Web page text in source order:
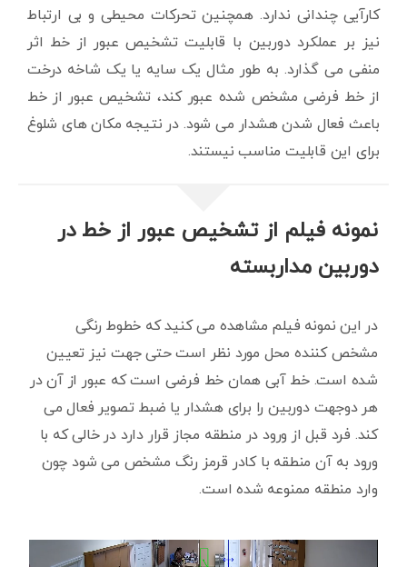
کارآیی چندانی ندارد. همچنین تحرکات محیطی و بی ارتباط
نیز بر عملکرد دوربین با قابلیت تشخیص عبور از خط اثر
منفی می گذارد. به طور مثال یک سایه یا یک شاخه درخت
از خط فرضی مشخص شده عبور کند، تشخیص عبور از خط
باعث فعال شدن هشدار می شود. در نتیجه مکان های شلوغ
برای این قابلیت مناسب نیستند.
نمونه فیلم از تشخیص عبور از خط در
دوربین مداربسته
در این نمونه فیلم مشاهده می کنید که خطوط رنگی
مشخص کننده محل مورد نظر است حتی جهت نیز تعیین
شده است. خط آبی همان خط فرضی است که عبور از آن در
هر دوجهت دوربین را برای هشدار یا ضبط تصویر فعال می
کند. فرد قبل از ورود در منطقه مجاز قرار دارد در خالی که با
ورود به آن منطقه با کادر قرمز رنگ مشخص می شود چون
وارد منطقه ممنوعه شده است.